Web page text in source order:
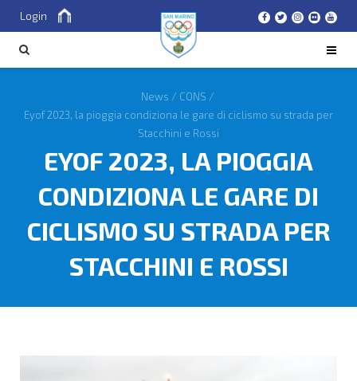
Login
News / CONS /
Eyof 2023, la pioggia condiziona le gare di ciclismo su strada per
Stacchini e Rossi
EYOF 2023, LA PIOGGIA
CONDIZIONA LE GARE DI
CICLISMO SU STRADA PER
STACCHINI E ROSSI